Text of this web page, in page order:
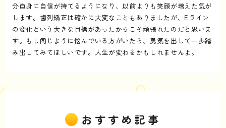
分自身に自信が持てるようになり、以前よりも笑顔が増えた気が
します。歯列矯正は確かに大変なこともありましたが、Eライン
の変化という大きな目標があったからこそ頑張れたのだと思いま
す。もし同じように悩んでいる方がいたら、勇気を出して一歩踏
み出してみてほしいです。人生が変わるかもしれませんよ。
おすすめ記事